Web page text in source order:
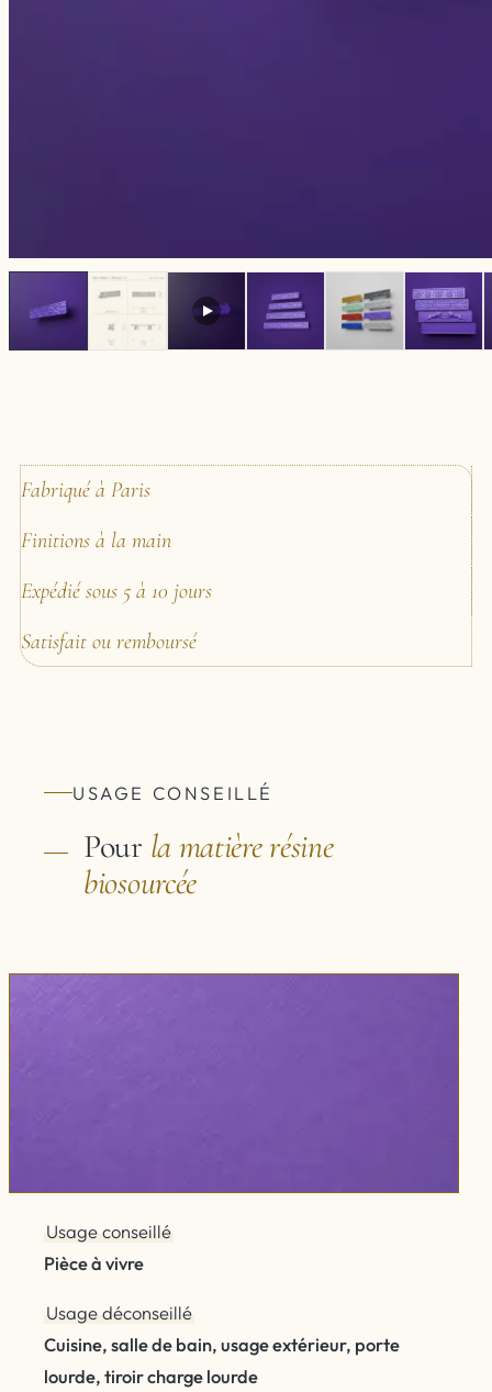
Fabriqué à Paris
Finitions à la main
Expédié sous 5 à 10 jours
Satisfait ou remboursé
USAGE CONSEILLÉ
Pour la matièrerésine
biosourcée
Usage conseillé
Pièce à vivre
Usage déconseillé
Cuisine, salle de bain, usage extérieur, porte
lourde, tiroir charge lourde